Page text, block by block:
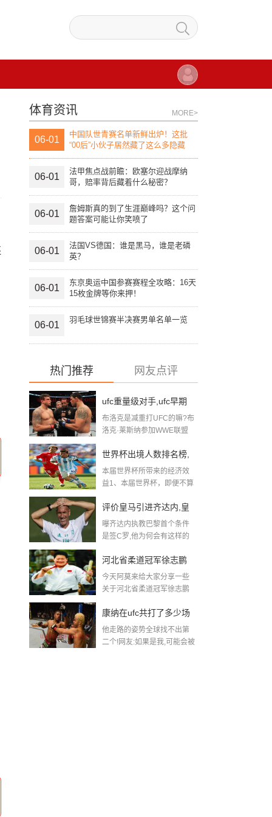
体育资讯 MORE>
06-01
中国队世青赛名单新鲜出炉！这批
“00后”小伙子居然藏了这么多隐藏
款？
06-01
法甲焦点战前瞻：欧塞尔迎战摩纳
哥，赔率背后藏着什么秘密？
06-01
詹姆斯真的到了生涯巅峰吗？这个问
题答案可能让你笑喷了
06-01
法国VS德国：谁是黑马，谁是老磷
英？
06-01
东京奥运中国参赛赛程全攻略：16天
15枚金牌等你来押！
06-01
羽毛球世锦赛半决赛男单名单一览
热门推荐 网友点评
ufc重量级对手,ufc早期
靠大布吗
布洛克是减重打UFC的嘛?布
洛克·莱斯纳参加WWE联盟
世界杯出境人数排名榜,
梅西不慌了,心里凉透了,
旅游了
本届世界杯所带来的经济效
益1、本届世界杯，即便不算
评价皇马引进齐达内,皇
马的那个主帅齐达内,是
曝齐达内执教巴黎首个条件
是签C罗,他为何会有这样的
河北省柔道冠军徐志鹏
2008年奥运中国冠军的
今天阿莫来给大家分享一些
关于河北省柔道冠军徐志鹏
康纳在ufc共打了多少场
比赛,ufc钻石有哪些场数
他走路的姿势全球找不出第
二个!网友:如果是我,可能会被